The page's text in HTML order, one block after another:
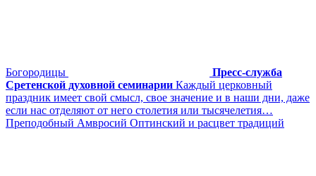
Богородицы
Пресс-служба
Сретенской духовной семинарии Каждый церковный
праздник имеет свой смысл, свое значение и в наши дни, даже
если нас отделяют от него столетия или тысячелетия…
Преподобный Амвросий Оптинский и расцвет традиций